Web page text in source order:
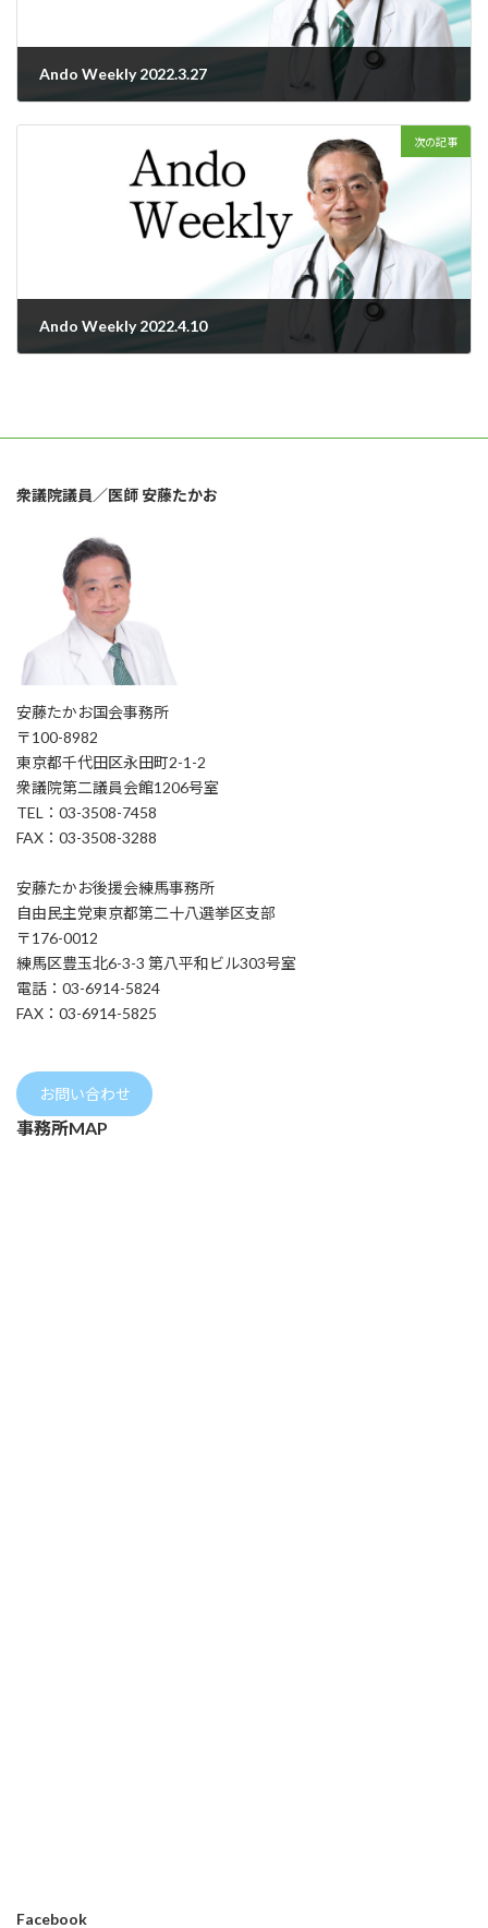
Ando Weekly 2022.3.27
次の記事
Ando Weekly 2022.4.10
衆議院議員／医師 安藤たかお
安藤たかお国会事務所
〒100-8982
東京都千代田区永田町2-1-2
衆議院第二議員会館1206号室
TEL：03-3508-7458
FAX：03-3508-3288
安藤たかお後援会練馬事務所
自由民主党東京都第二十八選挙区支部
〒176-0012
練馬区豊玉北6-3-3 第八平和ビル303号室
電話：03-6914-5824
FAX：03-6914-5825
お問い合わせ
事務所MAP
Facebook